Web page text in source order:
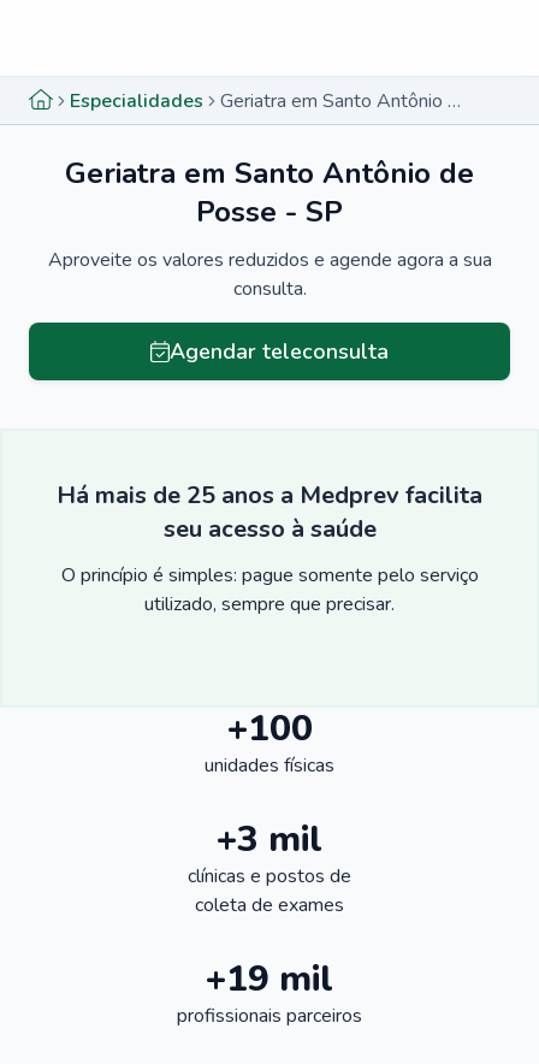
Especialidades Geriatra em Santo Antônio de Posse - SP
Geriatra em Santo Antônio de
Posse - SP
Aproveite os valores reduzidos e agende agora a sua
consulta.
Agendar teleconsulta
Há mais de 25 anos a Medprev facilita
seu acesso à saúde
O princípio é simples: pague somente pelo serviço
utilizado, sempre que precisar.
+100
unidades físicas
+3 mil
clínicas e postos de
coleta de exames
+19 mil
profissionais parceiros